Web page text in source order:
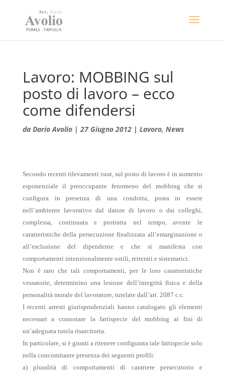
Lavoro: MOBBING sul
posto di lavoro – ecco
come difendersi
da Dario Avolio|27 Giugno 2012| Lavoro, News
Secondo recenti rilevamenti istat, sul posto di lavoro è in aumento
esponenziale il preoccupante fenomeno del mobbing che si
configura in presenza di una condotta, posta in essere
nell’ambiente lavorativo dal datore di lavoro o dai colleghi,
complessa, continuata e protratta nel tempo, avente le
caratteristiche della persecuzione finalizzata all’emarginazione o
all’esclusione del dipendente e che si manifesta con
comportamenti intenzionalmente ostili, reiterati e sistematici.
Non è raro che tali comportamenti, per le loro caratteristiche
vessatorie, determinino una lesione dell’integrità fisica e della
personalità morale del lavoratore, tutelate dall’art. 2087 c.c.
I recenti arresti giurisprudenziali hanno catalogato gli elementi
necessari a connotare la fattispecie del mobbing ai fini di
un’adeguata tutela risarcitoria.
In particolare, si è giunti a ritenere configurata tale fattispecie solo
nella concomitante presenza dei seguenti profili:
a) pluralità di comportamenti di carattere persecutorio e